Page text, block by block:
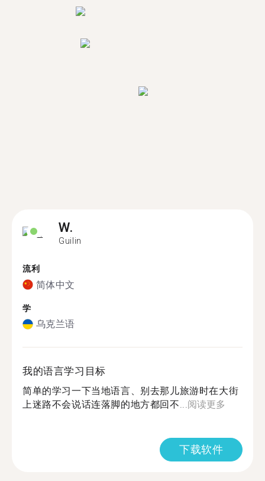
W.
Guilin
流利
简体中文
学
乌克兰语
我的语言学习目标
简单的学习一下当地语言、别去那儿旅游时在大街
上迷路不会说话连落脚的地方都回不...阅读更多
下载软件